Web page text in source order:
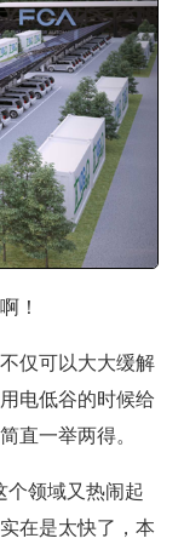
！
仅可以大大缓解
电低谷的时候给
直一举两得。
个领域又热闹起
在是太快了，本